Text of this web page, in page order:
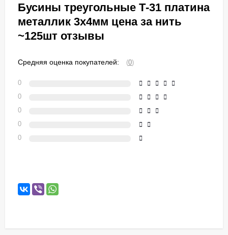
Бусины треугольные Т-31 платина
металлик 3х4мм цена за нить
~125шт отзывы
Средняя оценка покупателей: (0)
0
0
0
0
0